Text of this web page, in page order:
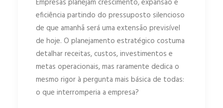
Empresas planejam crescimento, expansão e
eficiência partindo do pressuposto silencioso
de que amanhã será uma extensão previsível
de hoje. O planejamento estratégico costuma
detalhar receitas, custos, investimentos e
metas operacionais, mas raramente dedica o
mesmo rigor à pergunta mais básica de todas:
o que interromperia a empresa?